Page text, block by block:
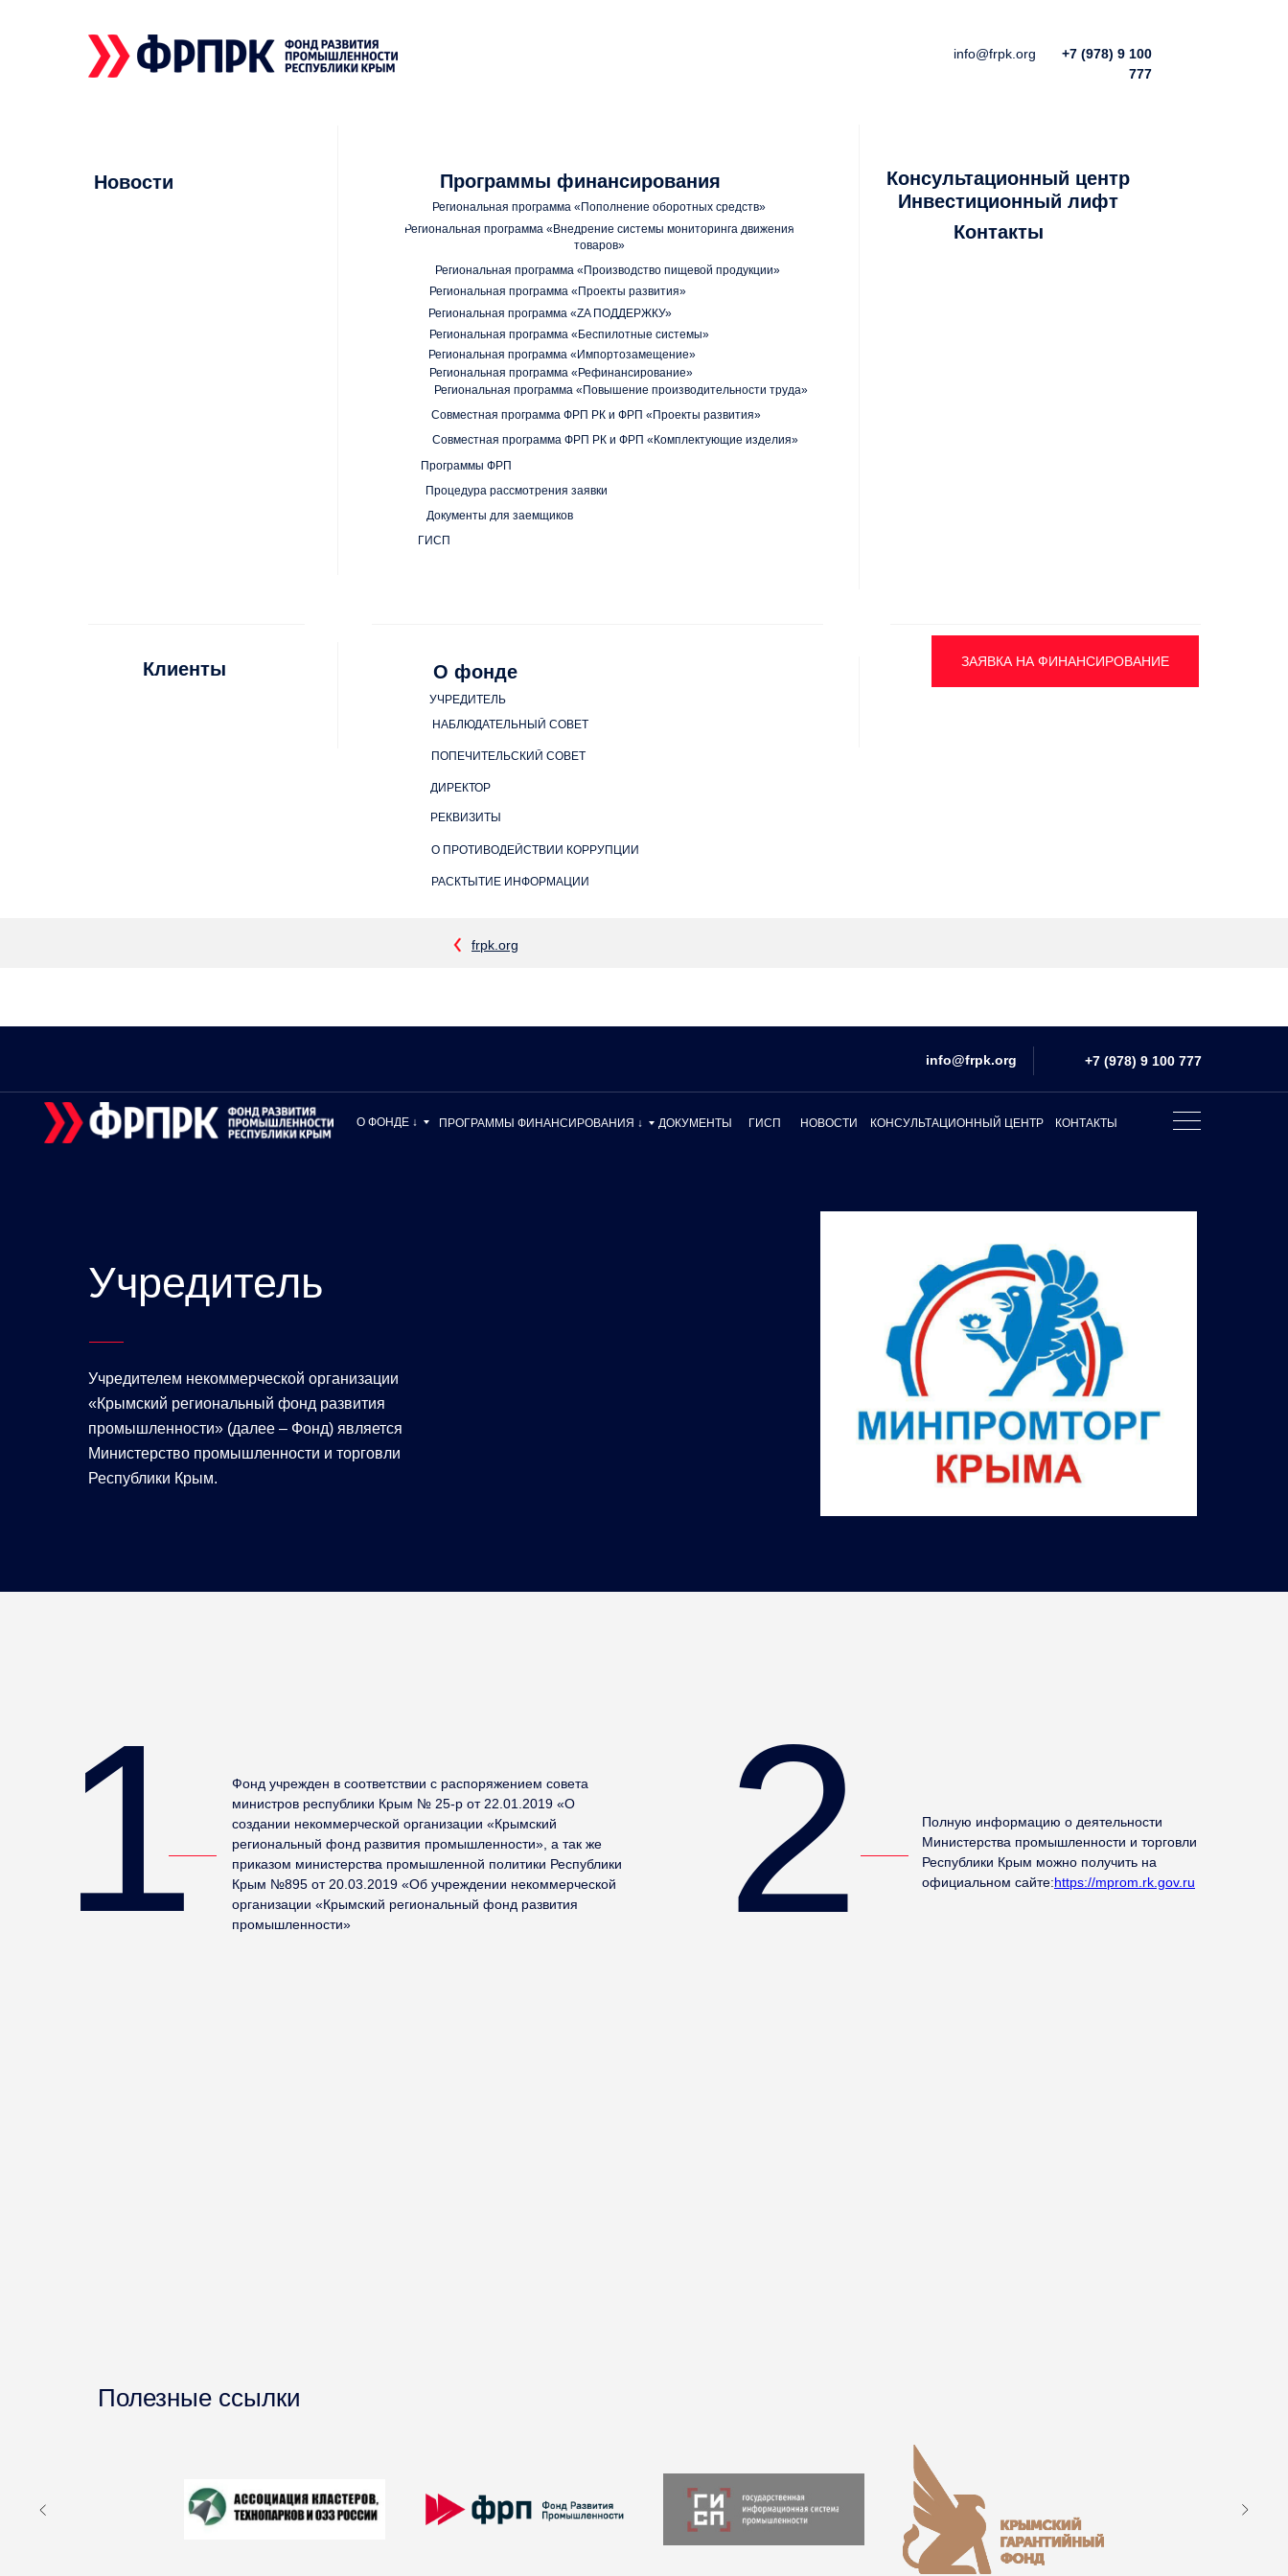
+7 (978) 9 100
777
Новости
НАБЛЮДАТЕЛЬНЫЙ СОВЕТ
РЕКВИЗИТЫ
О ПРОТИВОДЕЙСТВИИ КОРРУПЦИИ
Программы финансирования
Региональная программа «Внедрение системы мониторинга движения
товаров»
Региональная программа «Проекты развития»
Процедура рассмотрения заявки
Документы для заемщиков
О фонде
Контакты
frpk.org
ДИРЕКТОР
ЗАЯВКА НА ФИНАНСИРОВАНИЕ
РАСКТЫТИЕ ИНФОРМАЦИИ
ПОПЕЧИТЕЛЬСКИЙ СОВЕТ
ГИСП
УЧРЕДИТЕЛЬ
Клиенты
Региональная программа «Пополнение оборотных средств»
info@frpk.org
Программы ФРП
Инвестиционный лифт
Региональная программа «Производство пищевой продукции»
Совместная программа ФРП РК и ФРП «Проекты развития»
Совместная программа ФРП РК и ФРП «Комплектующие изделия»
Консультационный центр
Региональная программа «ZA ПОДДЕРЖКУ»
Региональная программа «Беспилотные системы»
Региональная программа «Импортозамещение»
Региональная программа «Повышение производительности труда»
Региональная программа «Рефинансирование»
+7 (978) 9 100 777
О ФОНДЕ ↓ ПРОГРАММЫ ФИНАНСИРОВАНИЯ ↓ НОВОСТИ КОНТАКТЫ
ДОКУМЕНТЫ
info@frpk.org
КОНСУЛЬТАЦИОННЫЙ ЦЕНТР
ГИСП
Учредитель
Учредителем некоммерческой организации
«Крымский региональный фонд развития
промышленности» (далее – Фонд) является
Министерство промышленности и торговли
Республики Крым.
2
1
Фонд учрежден в соответствии с распоряжением совета
министров республики Крым № 25-р от 22.01.2019 «О
создании некоммерческой организации «Крымский
региональный фонд развития промышленности», а так же
приказом министерства промышленной политики Республики
Крым №895 от 20.03.2019 «Об учреждении некоммерческой
организации «Крымский региональный фонд развития
промышленности»
Полную информацию о деятельности
Министерства промышленности и торговли
Республики Крым можно получить на
официальном сайте:https://mprom.rk.gov.ru
Полезные ссылки